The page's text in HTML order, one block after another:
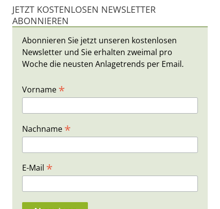
JETZT KOSTENLOSEN NEWSLETTER
ABONNIEREN
Abonnieren Sie jetzt unseren kostenlosen
Newsletter und Sie erhalten zweimal pro
Woche die neusten Anlagetrends per Email.
Vorname *
Nachname *
E-Mail *